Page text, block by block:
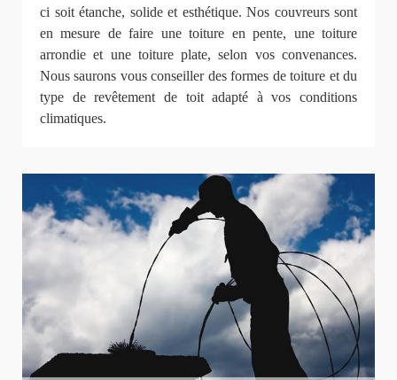
ci soit étanche, solide et esthétique. Nos couvreurs sont
en mesure de faire une toiture en pente, une toiture
arrondie et une toiture plate, selon vos convenances.
Nous saurons vous conseiller des formes de toiture et du
type de revêtement de toit adapté à vos conditions
climatiques.